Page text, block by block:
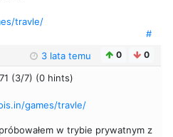
travle/
#
3 lata temu 0 0
(3/7) (0 hints)
games/travle/
w trybie prywatnym z